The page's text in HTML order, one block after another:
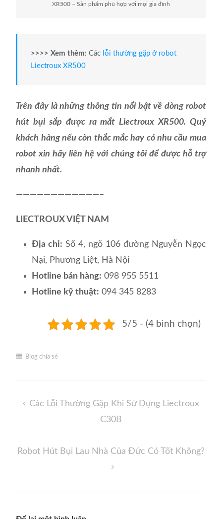
XR500 – Sản phẩm phù hợp với mọi gia đình
>>>> Xem thêm: Các lỗi thường gặp ở robot
Liectroux XR500
Trên đây là những thông tin nổi bật về dòng robot
hút bụi sắp được ra mắt Liectroux XR500. Quý
khách hàng nếu còn thắc mắc hay có nhu cầu mua
robot xin hãy liên hệ với chúng tôi để được hỗ trợ
nhanh nhất.
————————————–
LIECTROUX VIỆT NAM
Địa chỉ: Số 4, ngõ 106 đường Nguyễn Ngọc
Nại, Phương Liệt, Hà Nội
Hotline bán hàng: 098 955 5511
Hotline kỹ thuật: 094 345 8283
5/5 - (4 bình chọn)
Blog chia sẻ
ĐiềuCác Lỗi Thường Gặp Khi Sử Dụng Liectroux
C30B
Robot Hút Bụi Lau Nhà Của Đức Có Tốt Không?